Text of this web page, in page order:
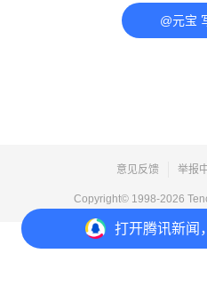
打开腾讯新闻
@元宝
意见反馈 举报
Copyright© 1998-2026